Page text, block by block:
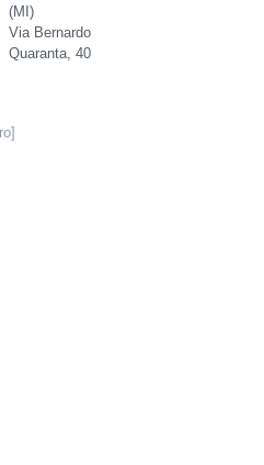
(MI)
Via Bernardo
Quaranta, 40